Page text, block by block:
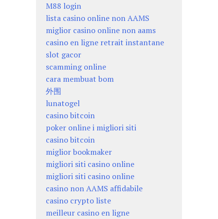
M88 login
lista casino online non AAMS
miglior casino online non aams
casino en ligne retrait instantane
slot gacor
scamming online
cara membuat bom
外围
lunatogel
casino bitcoin
poker online i migliori siti
casino bitcoin
miglior bookmaker
migliori siti casino online
migliori siti casino online
casino non AAMS affidabile
casino crypto liste
meilleur casino en ligne